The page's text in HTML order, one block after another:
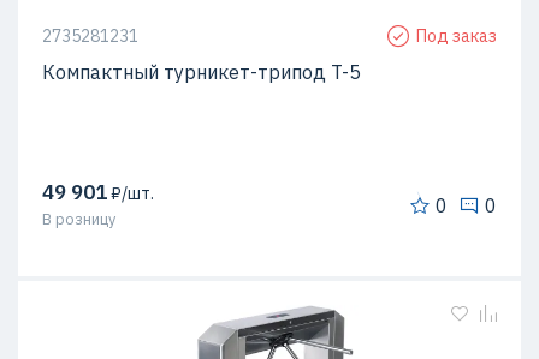
2735281231 Под заказ
Компактный турникет-трипод T-5
49 901₽/шт.
В розницу
0 0